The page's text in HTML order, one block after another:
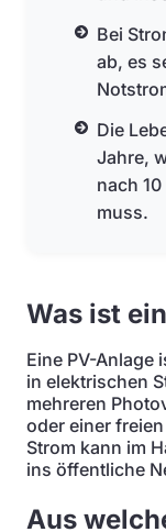
Bei
ab, es
Die
Jahre,
nach
muss.
Was ist
Eine PV-Anlage
in elektrischen
mehreren
oder einer
Strom kann im
ins öffentliche
Aus